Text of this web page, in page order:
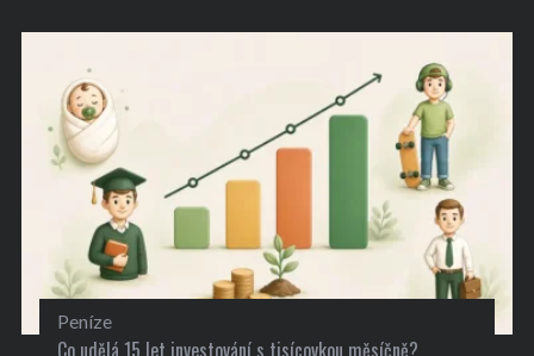
Peníze
Co udělá 15 let investování s tisícovkou měsíčně?